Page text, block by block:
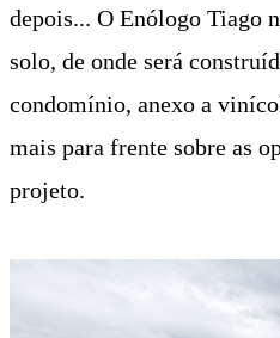
depois... O Enólogo Tiago
solo, de onde será
condomínio, anexo a
mais para frente sobre as
projeto.